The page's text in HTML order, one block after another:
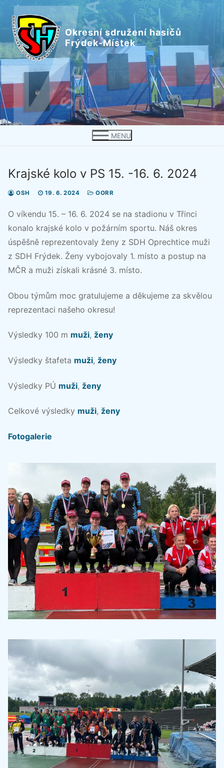
Přeskočit
obsah
Okresní sdružení hasičů
Frýdek-Místek
MENU
Krajské kolo v PS 15. -16. 6. 2024
OSH 19. 6. 2024 OORR
O víkendu 15. – 16. 6. 2024 se na stadionu v Třinci
konalo krajské kolo v požárním sportu. Náš okres
úspěšně reprezentovaly ženy z SDH Oprechtice muži
z SDH Frýdek. Ženy vybojovaly 1. místo a postup na
MČR a muži získali krásné 3. místo.
Obou týmům moc gratulujeme a děkujeme za skvělou
reprezentaci našeho okresu!
Výsledky 100 m muži, ženy
Výsledky štafeta muži, ženy
Výsledky PÚ muži, ženy
Celkové výsledky muži, ženy
Fotogalerie